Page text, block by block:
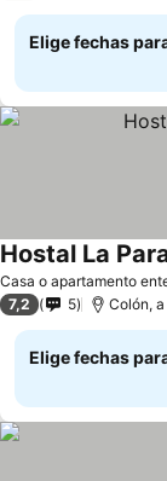
Elige fechas
Casa o apartamento
Hostal La
7,2 5 Colón,
Elige fechas